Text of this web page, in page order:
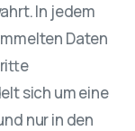
In jedem
Daten
sich um eine
nur in den